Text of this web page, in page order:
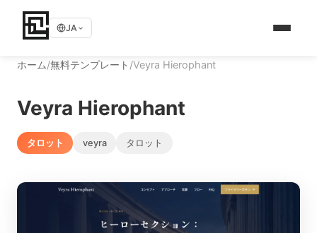
JA
ホーム/無料テンプレート /Veyra Hierophant
Veyra Hierophant
タロット veyra タロット